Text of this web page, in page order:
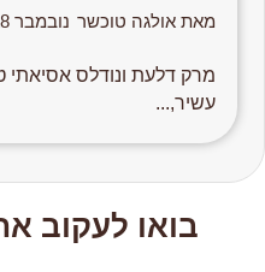
מאת אולגה טוכשר נובמבר 18, 2021
מרק דלעת ונודלס אסיאתי
עשיר,...
בואו לעקוב